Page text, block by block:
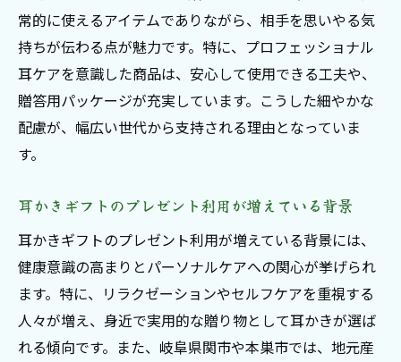
常的に使えるアイテムでありながら、相手を思いやる気
持ちが伝わる点が魅力です。特に、プロフェッショナル
耳ケアを意識した商品は、安心して使用できる工夫や、
贈答用パッケージが充実しています。こうした細やかな
配慮が、幅広い世代から支持される理由となっていま
す。
耳かきギフトのプレゼント利用が増えている背景
耳かきギフトのプレゼント利用が増えている背景には、
健康意識の高まりとパーソナルケアへの関心が挙げられ
ます。特に、リラクゼーションやセルフケアを重視する
人々が増え、身近で実用的な贈り物として耳かきが選ば
れる傾向です。また、岐阜県関市や本巣市では、地元産